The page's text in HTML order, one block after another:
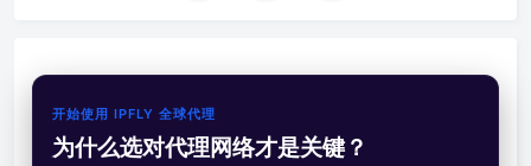
开始使用 IPFLY 全球代理
为什么选对代理网络才是关键？